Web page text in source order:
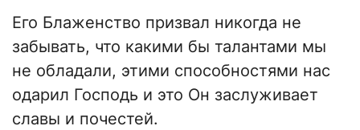
Его Блаженство призвал никогда не
забывать, что какими бы талантами мы
не обладали, этими способностями нас
одарил Господь и это Он заслуживает
славы и почестей.